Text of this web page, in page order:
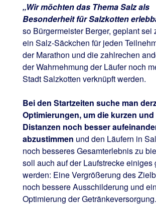
„Wir möchten das Thema Salz als
Besonderheit für Salzkotten
so Bürgermeister Berger, geplant sei
ein Salz-Säckchen für jeden
der Marathon und die zahlrechen
der Wahrnehmung der Läufer noch
Stadt Salzkotten verknüpft werden.
Bei den Startzeiten suche man
Optimierungen, um die kurzen
Distanzen noch besser
abzustimmen und den Läufern in
noch besseres Gesamterlebnis zu
soll auch auf der Laufstrecke einiges
werden: Eine Vergrößerung des
noch bessere Ausschilderung und
Optimierung der Getränkeversorgung.